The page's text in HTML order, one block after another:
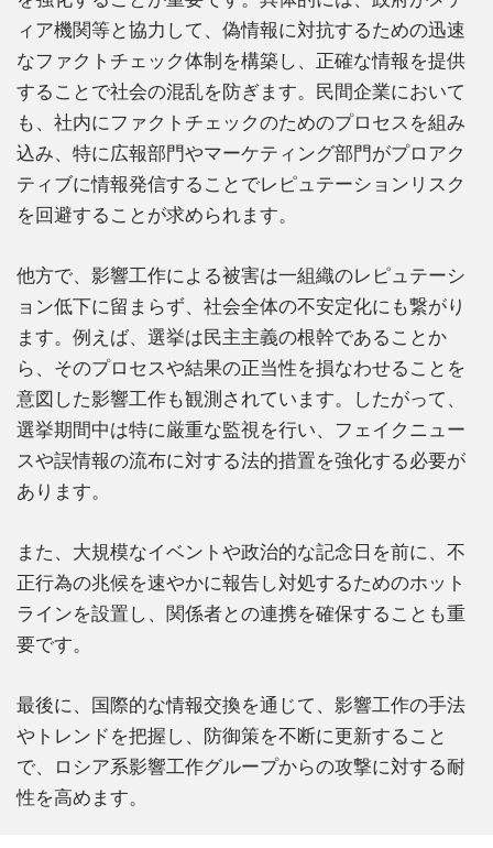
ィア機関等と協力して、偽情報に対抗するための迅速
なファクトチェック体制を構築し、正確な情報を提供
することで社会の混乱を防ぎます。民間企業において
も、社内にファクトチェックのためのプロセスを組み
込み、特に広報部門やマーケティング部門がプロアク
ティブに情報発信することでレピュテーションリスク
を回避することが求められます。
他方で、影響工作による被害は一組織のレピュテーシ
ョン低下に留まらず、社会全体の不安定化にも繋がり
ます。例えば、選挙は民主主義の根幹であることか
ら、そのプロセスや結果の正当性を損なわせることを
意図した影響工作も観測されています。したがって、
選挙期間中は特に厳重な監視を行い、フェイクニュー
スや誤情報の流布に対する法的措置を強化する必要が
あります。
また、大規模なイベントや政治的な記念日を前に、不
正行為の兆候を速やかに報告し対処するためのホット
ラインを設置し、関係者との連携を確保することも重
要です。
最後に、国際的な情報交換を通じて、影響工作の手法
やトレンドを把握し、防御策を不断に更新すること
で、ロシア系影響工作グループからの攻撃に対する耐
性を高めます。